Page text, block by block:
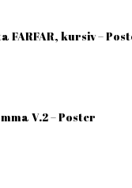
FARFAR, kursiv –
V.2 – Poster